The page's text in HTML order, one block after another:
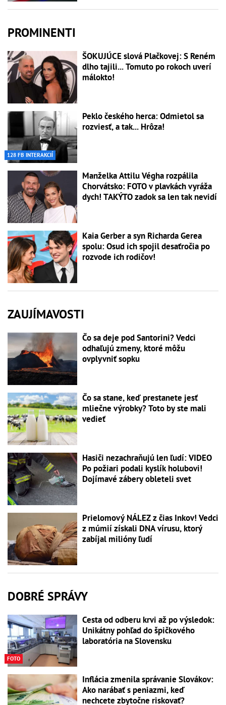
PROMINENTI
ŠOKUJÚCE slová Plačkovej: S Reném
dlho tajili... Tomuto po rokoch uverí
málokto!
128 FB INTERAKCIÍ
Peklo českého herca: Odmietol sa
rozviesť, a tak... Hrôza!
Manželka Attilu Végha rozpálila
Chorvátsko: FOTO v plavkách vyráža
dych! TAKÝTO zadok sa len tak nevidí
Kaia Gerber a syn Richarda Gerea
spolu: Osud ich spojil desaťročia po
rozvode ich rodičov!
ZAUJÍMAVOSTI
Čo sa deje pod Santorini? Vedci
odhaľujú zmeny, ktoré môžu
ovplyvniť sopku
Čo sa stane, keď prestanete jesť
mliečne výrobky? Toto by ste mali
vedieť
Hasiči nezachraňujú len ľudí: VIDEO
Po požiari podali kyslík holubovi!
Dojímavé zábery obleteli svet
Prielomový NÁLEZ z čias Inkov! Vedci
z múmií získali DNA vírusu, ktorý
zabíjal milióny ľudí
DOBRÉ SPRÁVY
FOTO
Cesta od odberu krvi až po výsledok:
Unikátny pohľad do špičkového
laboratória na Slovensku
Inflácia zmenila správanie Slovákov:
Ako narábať s peniazmi, keď
nechcete zbytočne riskovať?